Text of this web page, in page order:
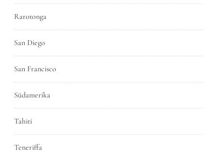
Rarotonga
San Diego
San Francisco
Südamerika
Tahiti
Teneriffa